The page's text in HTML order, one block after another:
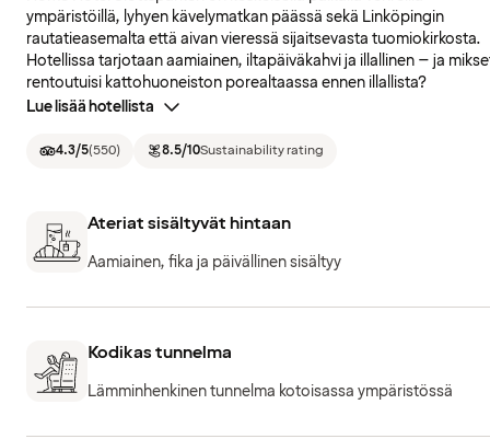
ympäristöillä, lyhyen kävelymatkan päässä sekä Linköpingin
rautatieasemalta että aivan vieressä sijaitsevasta tuomiokirkosta.
Hotellissa tarjotaan aamiainen, iltapäiväkahvi ja illallinen – ja
rentoutuisi kattohuoneiston porealtaassa ennen illallista?
Lue lisää hotellista
4.3/5(550) 8.5/10Sustainability rating
Ateriat sisältyvät hintaan
Aamiainen, fika ja päivällinen sisältyy
Kodikas tunnelma
Lämminhenkinen tunnelma kotoisassa ympäristössä